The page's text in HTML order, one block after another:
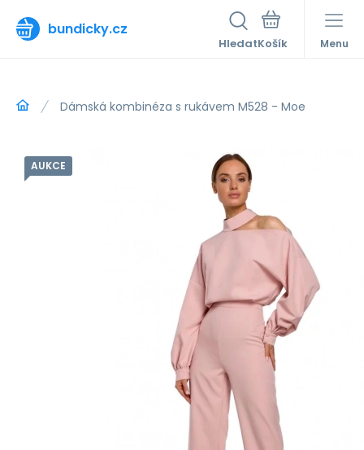
bundicky.cz
Hledat Menu
Dámská kombinéza s rukávem M528 - Moe
AUKCE